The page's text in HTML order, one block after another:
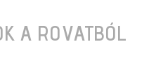
A ROVATBÓL